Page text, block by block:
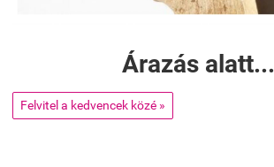
Árazás alatt...
Felvitel a kedvencek közé »